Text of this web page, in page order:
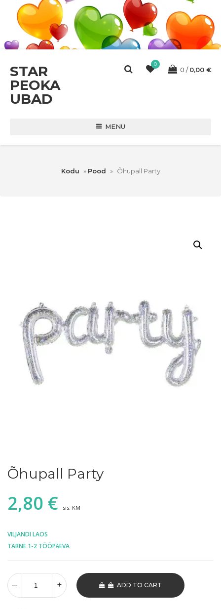
STAR
PEOKA
UBAD
0
0 0,00 €
MENU
Kodu » Pood » Õhupall Party
Õhupall Party
2,80 € sis. KM
VILJANDI LAOS
TARNE 1-2 TÖÖPÄEVA
ADD TO CART